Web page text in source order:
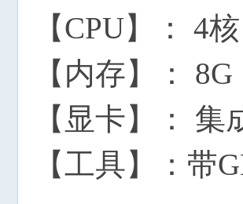
【CPU】： 4核
【内存】： 8G
【显卡】： 集
【工具】：带